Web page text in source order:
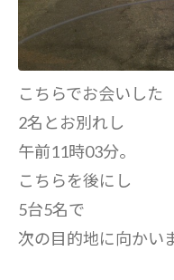
こちらでお会いした
2名とお別れし
午前11時03分。
こちらを後にし
5台5名で
次の目的地に向かい